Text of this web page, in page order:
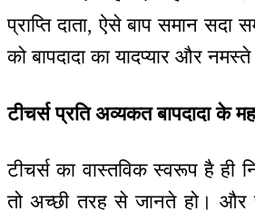
प्राप्ति दाता, ऐसे बाप समान
को बापदादा का यादप्यार और
टीचर्स प्रति अव्यकत बापदादा के
टीचर्स का वास्तविक स्वरूप है ही
तो अच्छी तरह से जानते हो। और